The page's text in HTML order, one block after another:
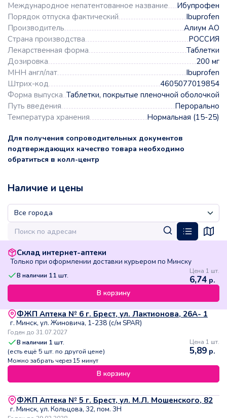
Международное непатентованное название
Ибупрофен
Порядок отпуска фактический
Ibuprofen
Производитель
Алиум АО
Страна производства
РОССИЯ
Лекарственная форма
Таблетки
Дозировка
200 мг
МНН англ/лат
Ibuprofen
Штрих-код
4605077019854
Форма выпуска Таблетки, покрытые пленочной оболочкой
Путь введения
Перорально
Температура хранения
Нормальная (15-25)
Для получения сопроводительных документов
подтверждающих качество товара необходимо
обратиться в колл-центр
Наличие и цены
Склад интернет-аптеки
Только при оформлении доставки курьером по Минску
В наличии 11 шт. Цена 1 шт.
6,74 р.
В корзину
ФЖП Аптека № 6 г. Брест, ул. Лактионова, 26А- 1
г. Минск, ул. Жиновича, 1-238 (с/м SPAR)
Годен до 31.07.2027
В наличии 1 шт.
(есть ещё 5 шт. по другой цене)
Можно забрать через 15 минут
Цена 1 шт.
5,89 р.
В корзину
ФЖП Аптека № 5 г. Брест, ул. М.Л. Мошенского, 82
г. Минск, ул. Кольцова, 32, пом. 3Н